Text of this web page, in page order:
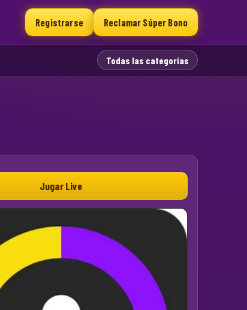
Registrarse Reclamar Súper Bono
Todas las categorías
Jugar Live